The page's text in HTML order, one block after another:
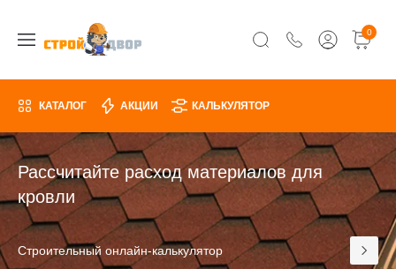
0
КАТАЛОГ АКЦИИ КАЛЬКУЛЯТОР
Рассчитайте расход материалов для
кровли
Строительный онлайн-калькулятор